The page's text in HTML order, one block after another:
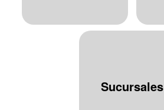
Sucursales